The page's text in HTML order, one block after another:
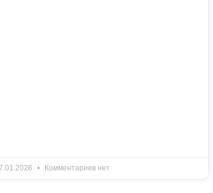
Комментариев нет